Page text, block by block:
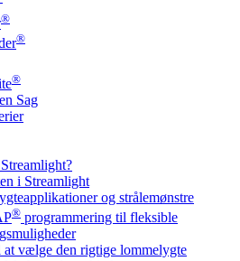
®
®
®
Sag
i Streamlight
og strålemønstre
® programmering til fleksible
at vælge den rigtige lommelygte